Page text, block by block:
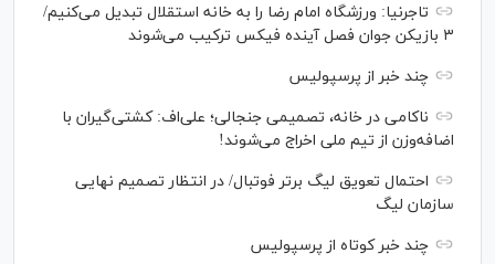
تاجرنیا: ورزشگاه امام رضا را به خانه استقلال تبدیل می‌کنیم/
۳ بازیکن جوان فصل آینده فیکس ترکیب می‌شوند
چند خبر از پرسپولیس
ناکامی در خانه، تصمیمی جنجالی؛ علی‌اف: کشتی‌گیران با
اضافه‌وزن از تیم ملی اخراج می‌شوند!
احتمال تعویق لیگ برتر فوتبال/ در انتظار تصمیم نهایی
سازمان لیگ
چند خبر کوتاه از پرسپولیس